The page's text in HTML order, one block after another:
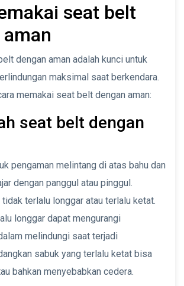
seat belt
dengan aman adalah kunci untuk
maksimal saat berkendara.
memakai seat belt dengan aman:
seat belt dengan
pengaman melintang di atas bahu dan
dengan panggul atau pinggul.
terlalu longgar atau terlalu ketat.
longgar dapat mengurangi
melindungi saat terjadi
sabuk yang terlalu ketat bisa
bahkan menyebabkan cedera.